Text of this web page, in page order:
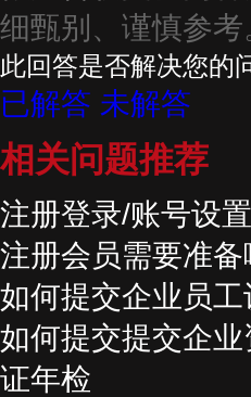
细甄别、谨慎参考
此回答是否解决您的
已解答 未解答
相关问题推荐
注册登录/账号设
注册会员需要准
如何提交企业员
如何提交提交企
证年检